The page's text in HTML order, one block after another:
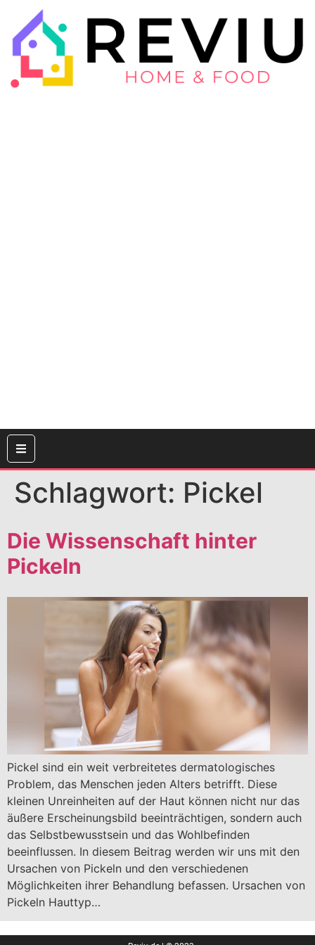
Schlagwort: Pickel
Die Wissenschaft hinter
Pickeln
Pickel sind ein weit verbreitetes dermatologisches
Problem, das Menschen jeden Alters betrifft. Diese
kleinen Unreinheiten auf der Haut können nicht nur das
äußere Erscheinungsbild beeinträchtigen, sondern auch
das Selbstbewusstsein und das Wohlbefinden
beeinflussen. In diesem Beitrag werden wir uns mit den
Ursachen von Pickeln und den verschiedenen
Möglichkeiten ihrer Behandlung befassen. Ursachen von
Pickeln Hauttyp…